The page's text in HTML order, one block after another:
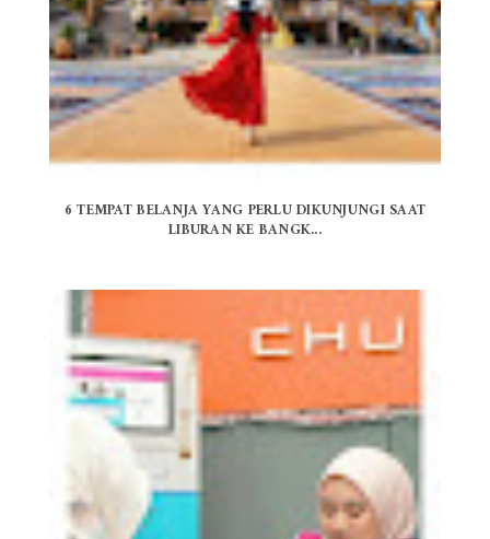
6 TEMPAT BELANJA YANG PERLU DIKUNJUNGI SAAT
LIBURAN KE BANGK...